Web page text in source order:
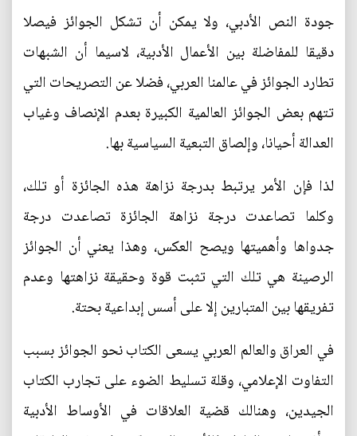
جودة النص الأدبي، ولا يمكن أن تشكل الجوائز فيصلا
دقيقا للمفاضلة بين الأعمال الأدبية، لاسيما أن الشبهات
تطارد الجوائز في عالمنا العربي، فضلا عن التصريحات التي
تتهم بعض الجوائز العالمية الكبيرة بعدم الإنصاف وغياب
العدالة أحيانا، وإلصاق التبعية السياسية بها.
لذا فإن الأمر يرتبط بدرجة نزاهة هذه الجائزة أو تلك،
وكلما تصاعدت درجة نزاهة الجائزة تصاعدت درجة
جدواها وأهميتها ويصح العكس، وهذا يعني أن الجوائز
الرصينة هي تلك التي تثبت قوة وحقيقة نزاهتها وعدم
تفريقها بين المتبارين إلا على أسس إبداعية بحتة.
في العراق والعالم العربي يسعى الكتاب نحو الجوائز بسبب
التفاوت الإعلامي، وقلة تسليط الضوء على تجارب الكتاب
الجيدين، وهنالك قضية العلاقات في الأوساط الأدبية